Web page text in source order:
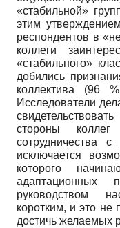
«стабильной»
этим
респондентов в
коллеги
«стабильного»
добились
коллектива (96
Исследователи
стороны
сотрудничества
исключается
которого
руководством
коротким, и это
достичь желаемых